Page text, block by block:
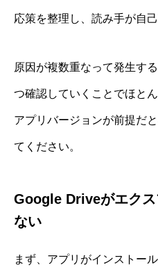
応策を整理し、読み手が自
原因が複数重なって発生す
つ確認していくことでほと
アプリバージョンが前提だ
てください。
Google Driveがエク
ない
まず、アプリがインストー